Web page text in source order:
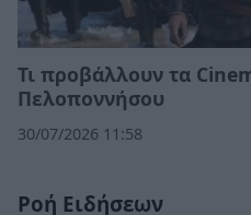
Τι προβάλλουν τα
Πελοποννήσου
30/07/2026 11:58
Ροή Ειδήσεων